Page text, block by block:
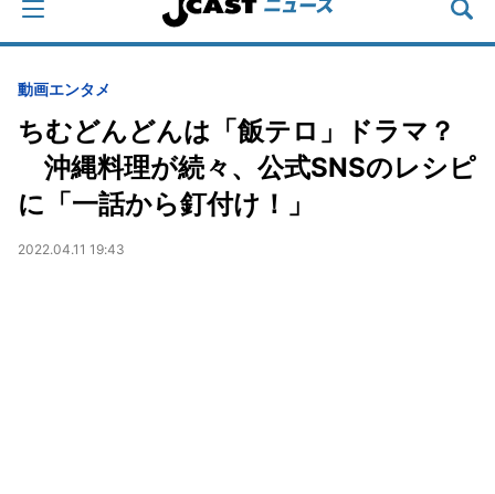
動画エンタメ
ちむどんどんは「飯テロ」ドラマ？
沖縄料理が続々、公式SNSのレシピ
に「一話から釘付け！」
2022.04.11 19:43